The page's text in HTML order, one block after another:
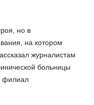
но в
на котором
журналистам
больницы
филиал